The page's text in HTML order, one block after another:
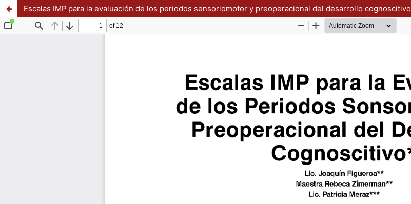
Escalas IMP para la evaluación de los periodos sensoriomotor y preoperacional del desarrollo cognoscitivo